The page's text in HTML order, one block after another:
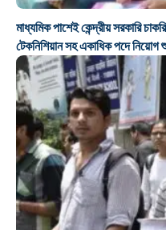
মাধ্যমিক পাশেই কেন্দ্রীয় সরকারি
টেকনিশিয়ান সহ একাধিক পদে নিয়োগ